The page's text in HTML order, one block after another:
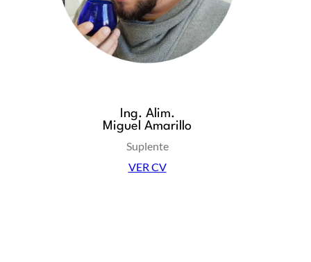
Ing. Alim.
Miguel Amarillo
Suplente
VER CV